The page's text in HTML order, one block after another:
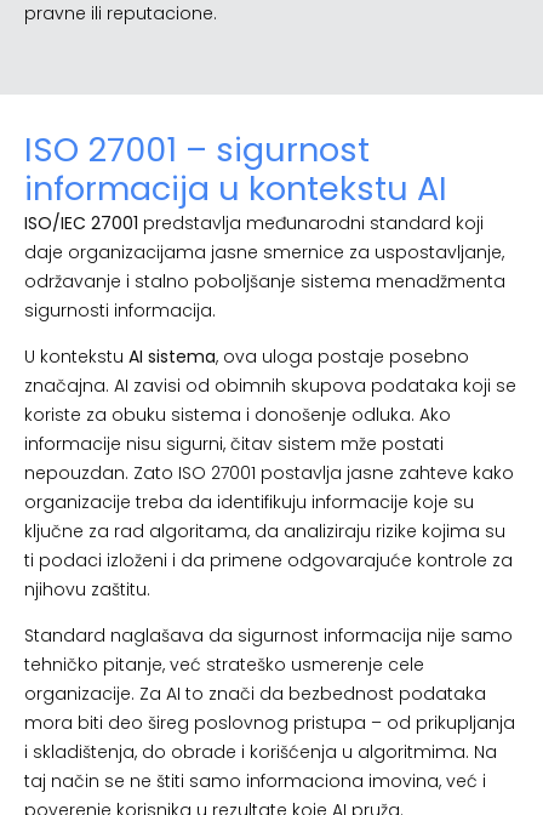
pravne ili reputacione.
ISO 27001 – sigurnost
informacija u kontekstu AI
ISO/IEC 27001 predstavlja međunarodni standard koji
daje organizacijama jasne smernice za uspostavljanje,
održavanje i stalno poboljšanje sistema menadžmenta
sigurnosti informacija.
U kontekstu AI sistema, ova uloga postaje posebno
značajna. AI zavisi od obimnih skupova podataka koji se
koriste za obuku sistema i donošenje odluka. Ako
informacije nisu sigurni, čitav sistem mže postati
nepouzdan. Zato ISO 27001 postavlja jasne zahteve kako
organizacije treba da identifikuju informacije koje su
ključne za rad algoritama, da analiziraju rizike kojima su
ti podaci izloženi i da primene odgovarajuće kontrole za
njihovu zaštitu.
Standard naglašava da sigurnost informacija nije samo
tehničko pitanje, već strateško usmerenje cele
organizacije. Za AI to znači da bezbednost podataka
mora biti deo šireg poslovnog pristupa – od prikupljanja
i skladištenja, do obrade i korišćenja u algoritmima. Na
taj način se ne štiti samo informaciona imovina, već i